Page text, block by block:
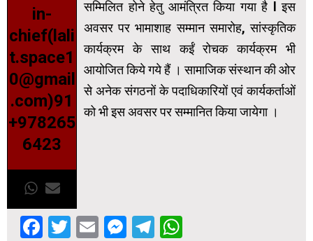
in-
chief(lali
t.space1
0@gmail
.com)91
+978265
6423
सम्मिलित होने हेतु आमंत्रित किया गया है l इस
अवसर पर भामाशाह सम्मान समारोह, सांस्कृतिक
कार्यक्रम के साथ कईं रोचक कार्यक्रम भी
आयोजित किये गये हैं । सामाजिक संस्थान की ओर
से अनेक संगठनों के पदाधिकारियों एवं कार्यकर्ताओं
को भी इस अवसर पर सम्मानित किया जायेगा ।
Facebook
Twitter
EmailMessenger
Telegram